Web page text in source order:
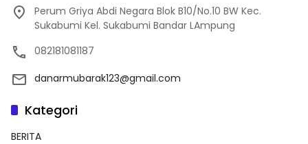
Perum Griya Abdi Negara Blok B10/No.10 BW Kec.
Sukabumi Kel. Sukabumi Bandar LAmpung
082181081187
danarmubarak123@gmail.com
Kategori
BERITA